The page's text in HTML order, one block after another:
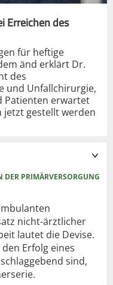
Erreichen des
für heftige
änd erklärt Dr.
des
und Unfallchirurgie,
Patienten erwartet
jetzt gestellt werden
PRIMÄRVERSORGUNG
nicht-ärztlicher
lautet die Devise.
den Erfolg eines
sind,